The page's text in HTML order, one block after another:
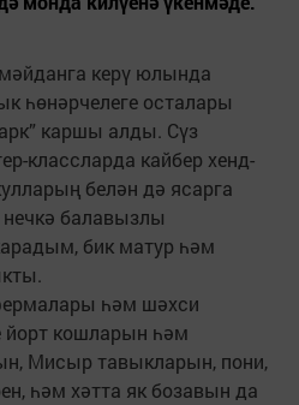
керү юлында
һөнәрчелеге осталары
каршы алды. Сүз
классларда кайбер хенд-
белән дә ясарга
балавызлы
бик матур һәм
һәм шәхси
йорт кошларын һәм
Мисыр тавыкларын, пони,
һәм хәтта як бозавын да